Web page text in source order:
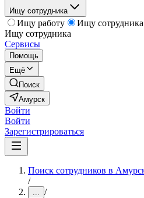
Ищу сотрудника
Ищу работу
Ищу сотрудника
Ищу сотрудника
Сервисы
Помощь
Ещё
Поиск
Амурск
Войти
Войти
Зарегистрироваться
Поиск сотрудников в
/
... /